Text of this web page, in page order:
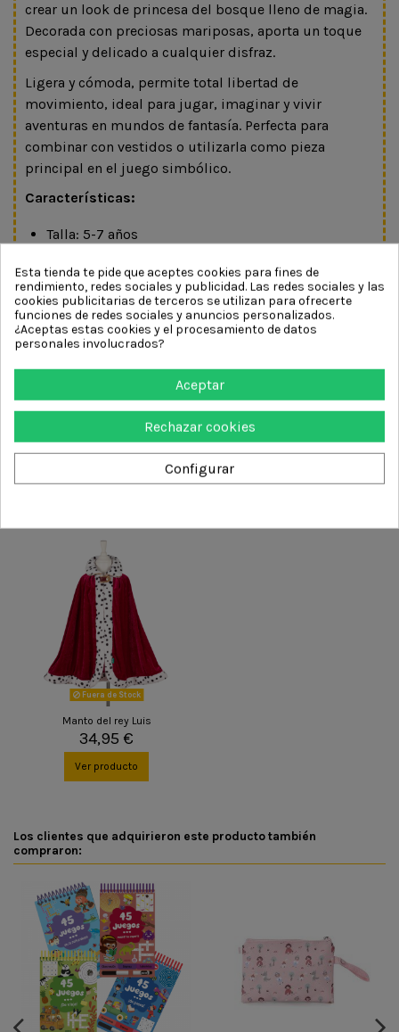
crear un look de princesa del bosque lleno de magia.
Decorada con preciosas mariposas, aporta un toque
especial y delicado a cualquier disfraz.
Ligera y cómoda, permite total libertad de
movimiento, ideal para jugar, imaginar y vivir
aventuras en mundos de fantasía. Perfecta para
combinar con vestidos o utilizarla como pieza
principal en el juego simbólico.
Características:
Talla: 5-7 años
Diseño con mariposas
No se aceptan cambios ni devoluciones en disfraces y
complementos.
DETALLES DEL PRODUCTO
Fuera de Stock
Manto del rey Luis
34,95 €
Ver producto
Los clientes que adquirieron este producto también
compraron:
Esta tienda te pide que aceptes cookies para fines de
rendimiento, redes sociales y publicidad. Las redes sociales y las
cookies publicitarias de terceros se utilizan para ofrecerte
funciones de redes sociales y anuncios personalizados.
¿Aceptas estas cookies y el procesamiento de datos
personales involucrados?
Aceptar
Rechazar cookies
Configurar